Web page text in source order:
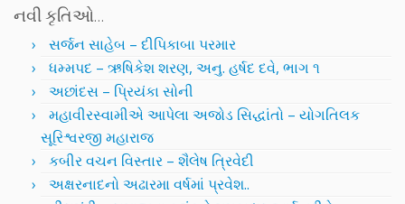
નવી કૃતિઓ…
સર્જન સાહેબ – દીપિકાબા પરમાર
ધમ્મપદ – ઋષિકેશ શરણ, અનુ. હર્ષદ દવે, ભાગ ૧
અછાંદસ – પ્રિયંકા સોની
મહાવીરસ્વામીએ આપેલા અજોડ સિદ્ધાંતો – યોગતિલક
સૂરિશ્વરજી મહારાજ
કબીર વચન વિસ્તાર – શૈલેષ ત્રિવેદી
અક્ષરનાદનો અઢારમા વર્ષમાં પ્રવેશ..